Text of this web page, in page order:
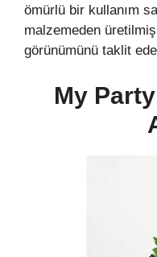
ömürlü bir kullanım
malzemeden
görünümünü taklit
My Party